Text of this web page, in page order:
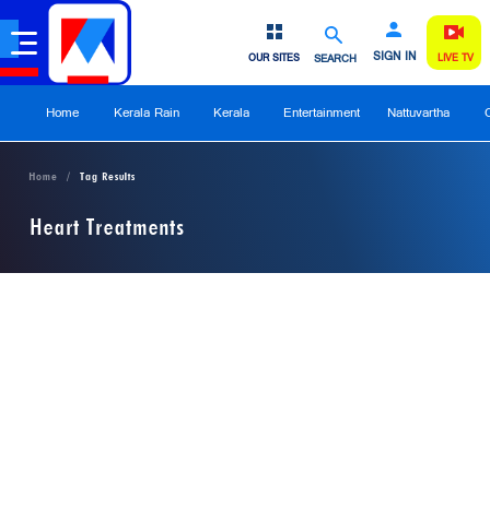
SEARCH SIGN IN
OUR SITES LIVE TV
Home Kerala Rain Kerala Entertainment Nattuvartha
Home Tag Results
Heart Treatments